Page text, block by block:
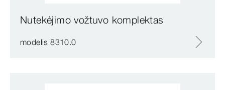
Nutekėjimo vožtuvo komplektas
modelis 8310.0